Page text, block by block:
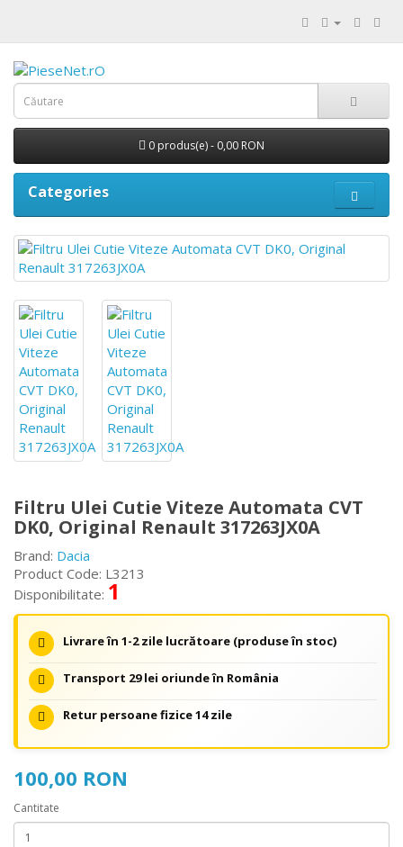
0 produs(e) - 0,00 RON
Categories
Filtru Ulei Cutie Viteze Automata CVT
DK0, Original Renault 317263JX0A
Brand: Dacia
Product Code: L3213
Disponibilitate: 1
Livrare în 1-2 zile lucrătoare (produse în stoc)
Transport 29 lei oriunde în România
Retur persoane fizice 14 zile
100,00 RON
Cantitate